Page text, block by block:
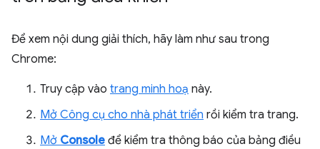
Để xem nội dung giải thích, hãy làm như sau trong
Chrome:
Truy cập vào trang minh hoạ này.
Mở Công cụ cho nhà phát triển rồi kiểm tra trang.
Mở Console để kiểm tra thông báo của bảng điều